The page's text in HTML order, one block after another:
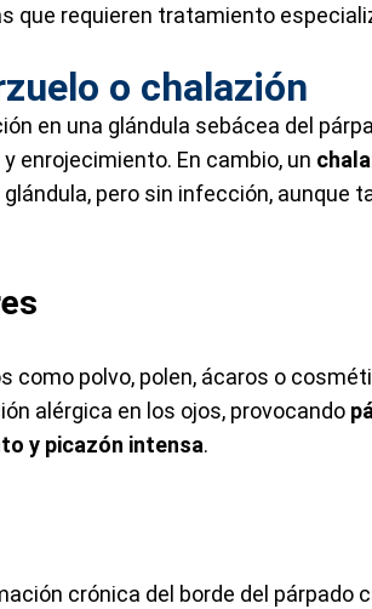
que requieren tratamiento
o chalazión
en una glándula sebácea del
enrojecimiento. En cambio, un
pero sin infección, aunque
como polvo, polen, ácaros o
alérgica en los ojos, provocando
y picazón intensa.
crónica del borde del párpado